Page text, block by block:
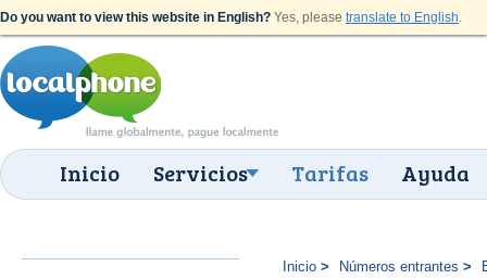
Do you want to view this website in English? Yes, please translate to English.
Inicio Servicios Tarifas Ayuda
Inicio Números entrantes